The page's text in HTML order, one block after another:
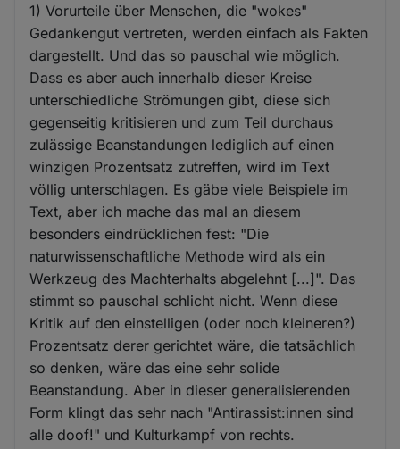
1) Vorurteile über Menschen, die "wokes"
Gedankengut vertreten, werden einfach als Fakten
dargestellt. Und das so pauschal wie möglich.
Dass es aber auch innerhalb dieser Kreise
unterschiedliche Strömungen gibt, diese sich
gegenseitig kritisieren und zum Teil durchaus
zulässige Beanstandungen lediglich auf einen
winzigen Prozentsatz zutreffen, wird im Text
völlig unterschlagen. Es gäbe viele Beispiele im
Text, aber ich mache das mal an diesem
besonders eindrücklichen fest: "Die
naturwissenschaftliche Methode wird als ein
Werkzeug des Machterhalts abgelehnt [...]". Das
stimmt so pauschal schlicht nicht. Wenn diese
Kritik auf den einstelligen (oder noch kleineren?)
Prozentsatz derer gerichtet wäre, die tatsächlich
so denken, wäre das eine sehr solide
Beanstandung. Aber in dieser generalisierenden
Form klingt das sehr nach "Antirassist:innen sind
alle doof!" und Kulturkampf von rechts.